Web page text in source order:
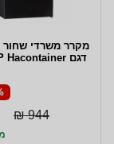
מקרר משרדי שחור
דגם RFK-128P Hacontainer
944 ₪